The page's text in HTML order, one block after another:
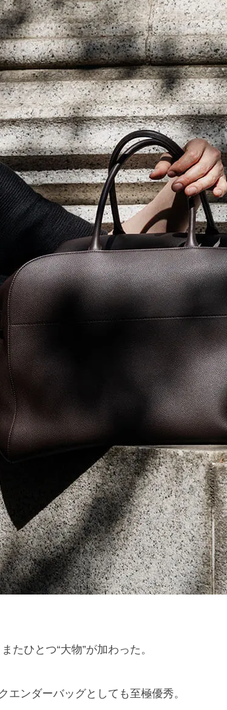
たひとつ“大物”が加わった。
エンダーバッグとしても至極優秀。